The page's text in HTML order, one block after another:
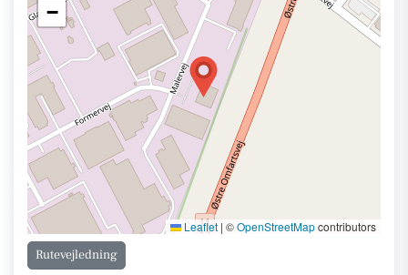
−
Leaflet | ©OpenStreetMapcontributors
Rutevejledning